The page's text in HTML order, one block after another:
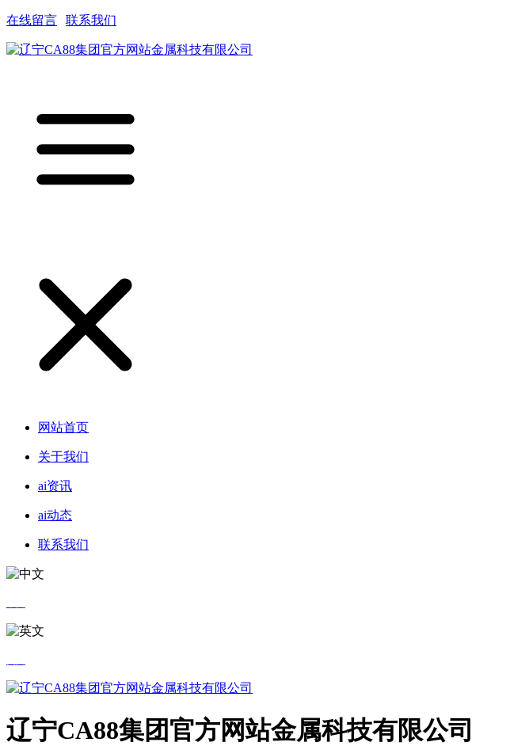
在线留言 联系我们
网站首页
关于我们
ai资讯
ai动态
联系我们
辽宁CA88集团官方网站金属科技有限公司